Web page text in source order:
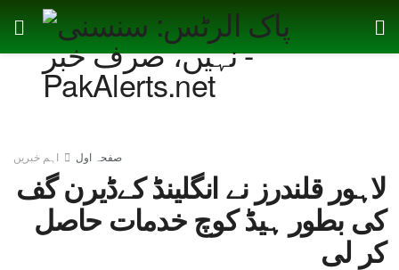
صفحہ اول اہم خبریں
لاہور قلندرز نے انگلینڈ کےڈیرن گف
کی بطور ہیڈ کوچ خدمات حاصل
کر لی